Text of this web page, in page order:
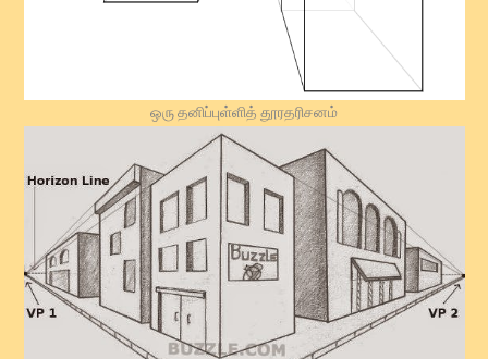
ஒரு தனிப்புள்ளித் தூரதரிசனம்